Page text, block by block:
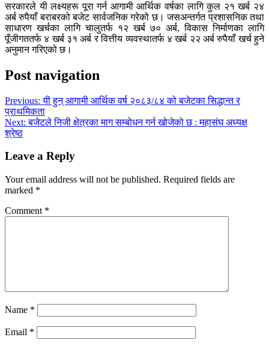
सरकारले यी लक्ष्यहरू पूरा गर्न आगामी आर्थिक वर्षका लागि कुल २१ खर्ब २४
अर्ब रुपैयाँ बराबरको बजेट सार्वजनिक गरेको छ। जसअन्तर्गत प्रशासनिक तथा
साधारण खर्चका लागि चालुतर्फ १२ खर्ब ७० अर्ब, विकास निर्माणका लागि
पूँजीगततर्फ ४ खर्ब ३१ अर्ब र वित्तीय व्यवस्थातर्फ ४ खर्ब २२ अर्ब रुपैयाँ खर्च हुने
अनुमान गरिएको छ।
Post navigation
Previous: यी हुन् आगामी आर्थिक वर्ष २०८३/८४ को बजेटका सिद्धान्त र
प्राथमिकता
Next: बजेटले निजी क्षेत्रका माग सम्बोधन गर्न खोजेको छ : महासंघ अध्यक्ष
श्रेष्ठ
Leave a Reply
Your email address will not be published. Required fields are
marked *
Comment *
Name *
Email *